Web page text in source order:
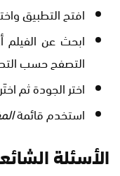
افتح التطبيق
ابحث عن
التصفح حسب
اختر الجودة ثم
استخدم قائمة
الأسئلة